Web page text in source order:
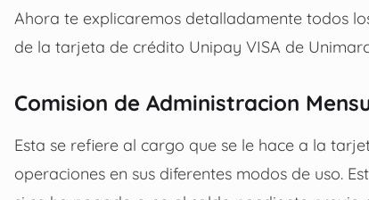
Ahora te explicaremos detalladamente todos
de la tarjeta de crédito Unipay VISA de
Comision de Administracion
Esta se refiere al cargo que se le hace a la
operaciones en sus diferentes modos de uso.